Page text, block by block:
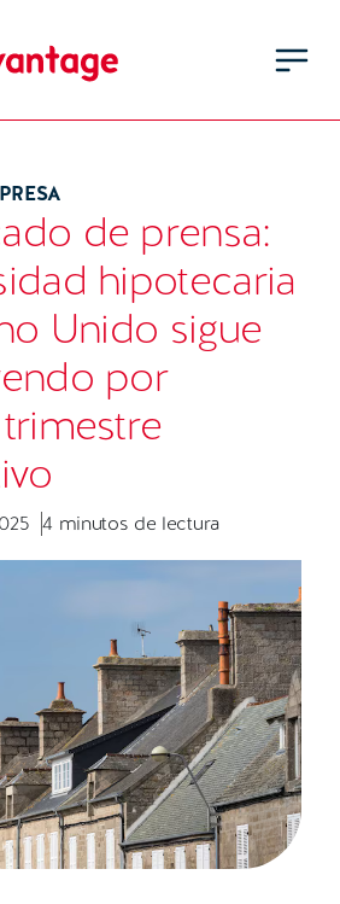
de prensa:
hipotecaria
Unido sigue
por
4 minutos de lectura